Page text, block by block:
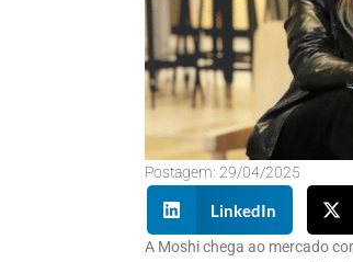
Postagem: 29/04/2025
LinkedIn
A Moshi chega ao mercado